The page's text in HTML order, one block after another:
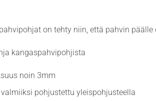
on tehty niin, että pahvin
kangaspahvipohjista
noin 3mm
valmiiksi pohjustettu yleispohjusteella